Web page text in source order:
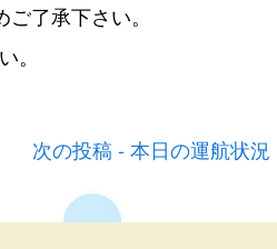
了承下さい。
。
次の投稿 - 本日の運航状況